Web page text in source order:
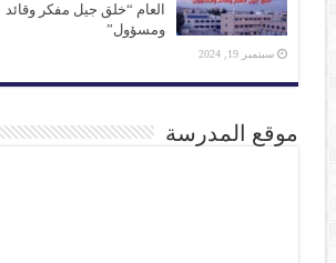
العام “خلق جيل مفكر وقائد
ومسؤول”
سبتمبر 19, 2024
موقع المدرسة